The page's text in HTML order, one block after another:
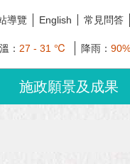
導覽 English 常見問答
： 27 - 31 ℃ 降雨： 90%
施政願景及成果